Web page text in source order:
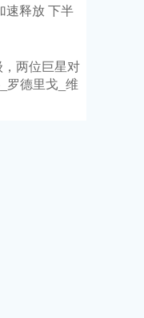
速释放 下半
两位巨星对
罗德里戈_维